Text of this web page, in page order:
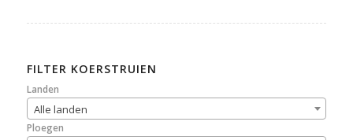
FILTER KOERSTRUIEN
Landen
Alle landen
Ploegen